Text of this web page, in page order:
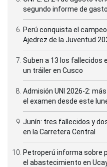
segundo informe de
Perú conquista el
Ajedrez de la Juventud
Suben a 13 los fallecidos
un tráiler en Cusco
Admisión UNI 2026-2:
el examen desde este
Junín: tres fallecidos y
en la Carretera Central
Petroperú informa sobre
el abastecimiento en